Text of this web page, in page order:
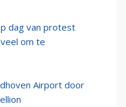
dag van protest
om te
Airport door